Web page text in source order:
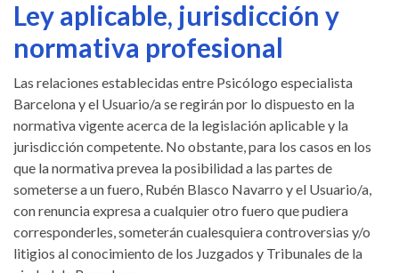
Ley aplicable, jurisdicción y
normativa profesional
Las relaciones establecidas entre Psicólogo especialista
Barcelona y el Usuario/a se regirán por lo dispuesto en la
normativa vigente acerca de la legislación aplicable y la
jurisdicción competente. No obstante, para los casos en los
que la normativa prevea la posibilidad a las partes de
someterse a un fuero, Rubén Blasco Navarro y el Usuario/a,
con renuncia expresa a cualquier otro fuero que pudiera
corresponderles, someterán cualesquiera controversias y/o
litigios al conocimiento de los Juzgados y Tribunales de la